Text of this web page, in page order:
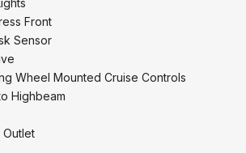
Front
Sensor
Wheel Mounted Cruise Controls
Highbeam
Outlet